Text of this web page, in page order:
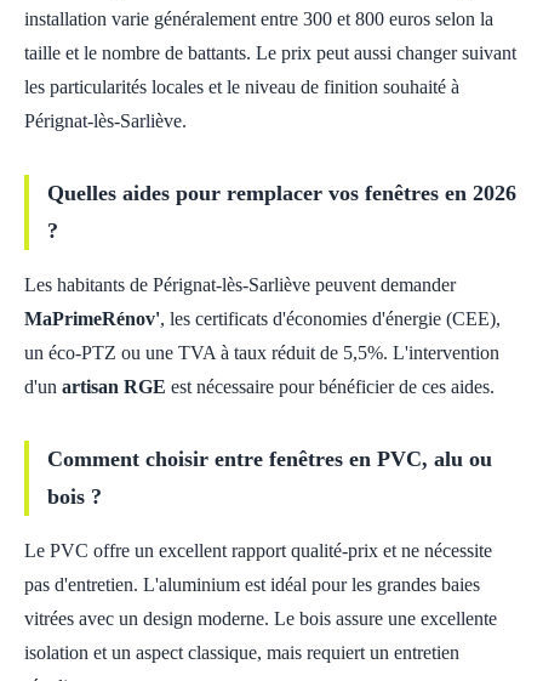
installation varie généralement entre 300 et 800 euros selon la
taille et le nombre de battants. Le prix peut aussi changer suivant
les particularités locales et le niveau de finition souhaité à
Pérignat-lès-Sarliève.
Quelles aides pour remplacer vos fenêtres en 2026
?
Les habitants de Pérignat-lès-Sarliève peuvent demander
MaPrimeRénov', les certificats d'économies d'énergie (CEE),
un éco-PTZ ou une TVA à taux réduit de 5,5%. L'intervention
d'un artisan RGE est nécessaire pour bénéficier de ces aides.
Comment choisir entre fenêtres en PVC, alu ou
bois ?
Le PVC offre un excellent rapport qualité-prix et ne nécessite
pas d'entretien. L'aluminium est idéal pour les grandes baies
vitrées avec un design moderne. Le bois assure une excellente
isolation et un aspect classique, mais requiert un entretien